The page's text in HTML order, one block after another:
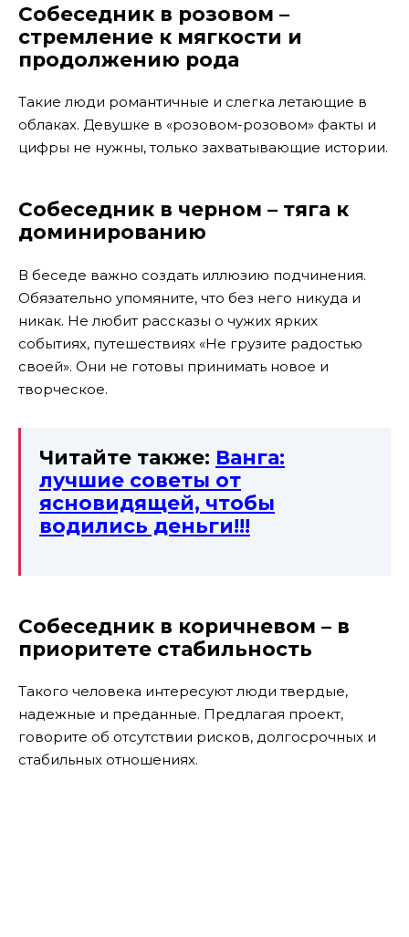
Собеседник в розовом –
стремление к мягкости и
продолжению рода
Такие люди романтичные и слегка летающие в
облаках. Девушке в «розовом-розовом» факты и
цифры не нужны, только захватывающие истории.
Собеседник в черном – тяга к
доминированию
В беседе важно создать иллюзию подчинения.
Обязательно упомяните, что без него никуда и
никак. Не любит рассказы о чужих ярких
событиях, путешествиях «Не грузите радостью
своей». Они не готовы принимать новое и
творческое.
Читайте также: Ванга:
лучшие советы от
ясновидящей, чтобы
водились деньги!!!
Собеседник в коричневом – в
приоритете стабильность
Такого человека интересуют люди твердые,
надежные и преданные. Предлагая проект,
говорите об отсутствии рисков, долгосрочных и
стабильных отношениях.